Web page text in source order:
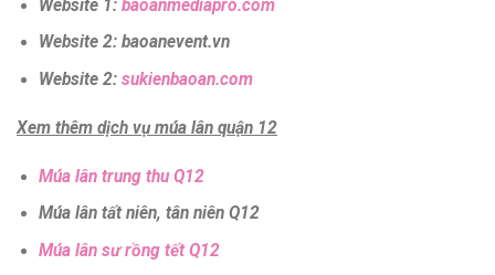
Website 1:baoanmediapro.com
Website 2: baoanevent.vn
Website 2:sukienbaoan.com
Xem thêm dịch vụ múa lân quận 12
Múa lân trung thu Q12
Múa lân tất niên, tân niên Q12
Múa lân sư rồng tết Q12